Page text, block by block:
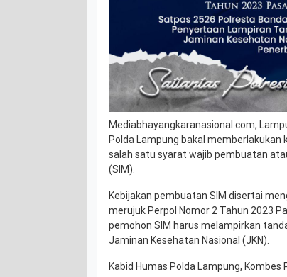
Mediabhayangkaranasional.com,
Polda Lampung bakal memberlakukan
salah satu syarat wajib pembuatan
(SIM).
Kebijakan pembuatan SIM disertai
merujuk Perpol Nomor 2 Tahun 2023
pemohon SIM harus melampirkan
Jaminan Kesehatan Nasional (JKN).
Kabid Humas Polda Lampung,